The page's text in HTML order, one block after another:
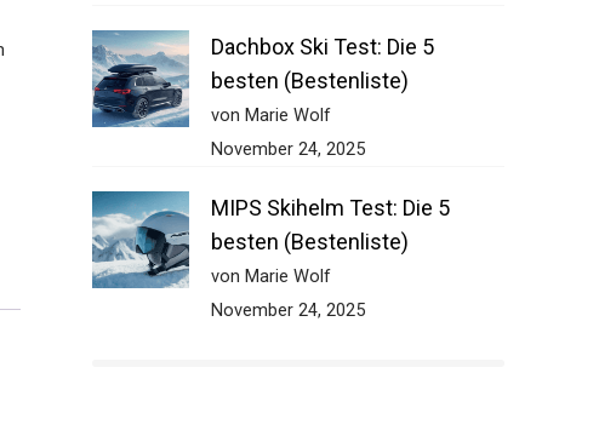
Dachbox Ski Test: Die 5
besten (Bestenliste)
von Marie Wolf
November 24, 2025
MIPS Skihelm Test: Die 5
besten (Bestenliste)
von Marie Wolf
November 24, 2025